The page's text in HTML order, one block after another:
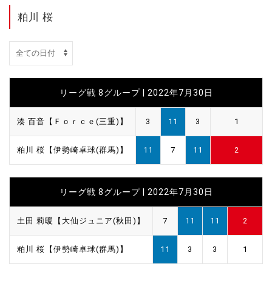
粕川 桜
リーグ戦 8グループ | 2022年7月30日
湊 百音【Ｆｏｒｃｅ(三重)】 3 11 3 1
粕川 桜【伊勢崎卓球(群馬)】 11 7 11 2
リーグ戦 8グループ | 2022年7月30日
土田 莉暖【大仙ジュニア(秋田)】 7 11 11 2
粕川 桜【伊勢崎卓球(群馬)】 11 3 3 1